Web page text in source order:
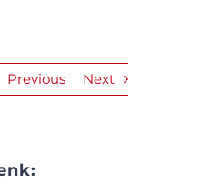
Previous Next